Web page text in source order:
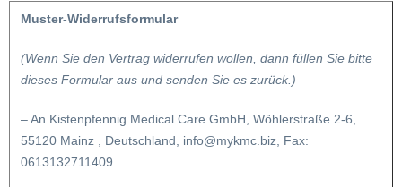
Muster-Widerrufsformular
(Wenn Sie den Vertrag widerrufen wollen, dann füllen Sie bitte
dieses Formular aus und senden Sie es zurück.)
– An Kistenpfennig Medical Care GmbH, Wöhlerstraße 2-6,
55120 Mainz , Deutschland, info@mykmc.biz, Fax:
0613132711409